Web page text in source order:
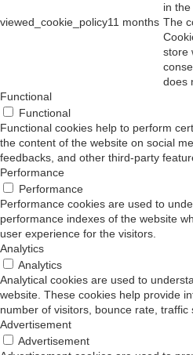
in
viewed_cookie_policy11 months The
store
does
Functional
Functional
Functional cookies help to perform
the content of the website on social
feedbacks, and other third-party
Performance
Performance
Performance cookies are used to
performance indexes of the website
user experience for the visitors.
Analytics
Analytics
Analytical cookies are used to
website. These cookies help provide
number of visitors, bounce rate, traffic
Advertisement
Advertisement